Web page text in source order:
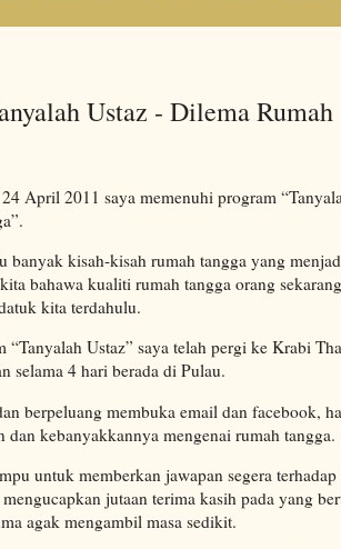
Ustaz - Dilema Rumah
April 2011 saya memenuhi program
banyak kisah-kisah rumah tangga yang
bahawa kualiti rumah tangga orang
kita terdahulu.
“Tanyalah Ustaz” saya telah pergi ke Krabi
selama 4 hari berada di Pulau.
berpeluang membuka email dan facebook,
dan kebanyakkannya mengenai rumah tangga.
untuk memberkan jawapan segera terhadap
jutaan terima kasih pada yang
agak mengambil masa sedikit.